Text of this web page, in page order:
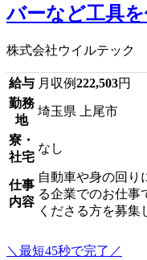
バーなど工具
株式会社ウイルテック
給与 月収例222,503円
勤務
地
埼玉県 上尾市
寮・
社宅
なし
仕事
内容
自動車や身の回り
る企業でのお仕事
くださる方を募集
＼最短45秒で完了／